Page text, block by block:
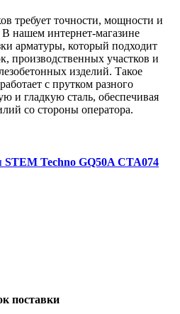
требует точности, мощности и
нашем интернет-магазине
арматуры, который подходит
производственных участков и
изделий. Такое
с прутком разного
и гладкую сталь, обеспечивая
со стороны оператора.
STEM Techno GQ50A СТА074
поставки